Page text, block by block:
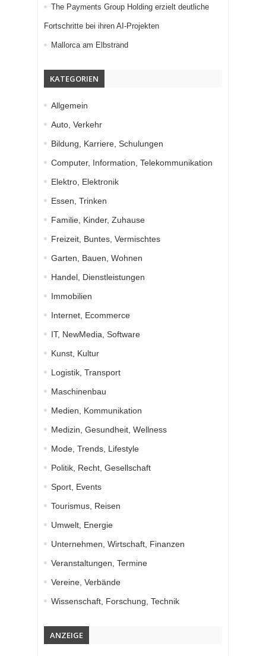
The Payments Group Holding erzielt deutliche
Fortschritte bei ihren AI-Projekten
Mallorca am Elbstrand
KATEGORIEN
Allgemein
Auto, Verkehr
Bildung, Karriere, Schulungen
Computer, Information, Telekommunikation
Elektro, Elektronik
Essen, Trinken
Familie, Kinder, Zuhause
Freizeit, Buntes, Vermischtes
Garten, Bauen, Wohnen
Handel, Dienstleistungen
Immobilien
Internet, Ecommerce
IT, NewMedia, Software
Kunst, Kultur
Logistik, Transport
Maschinenbau
Medien, Kommunikation
Medizin, Gesundheit, Wellness
Mode, Trends, Lifestyle
Politik, Recht, Gesellschaft
Sport, Events
Tourismus, Reisen
Umwelt, Energie
Unternehmen, Wirtschaft, Finanzen
Veranstaltungen, Termine
Vereine, Verbände
Wissenschaft, Forschung, Technik
ANZEIGE